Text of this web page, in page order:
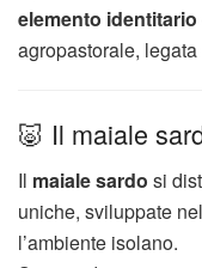
elemento identitario
agropastorale,
🐷 Il maiale
Il maiale sardo si
uniche, sviluppate
l’ambiente isolano.